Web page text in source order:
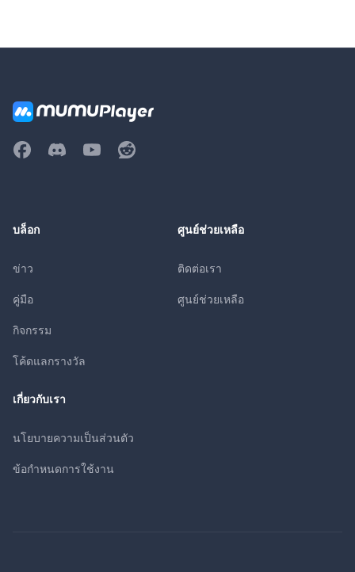
บล็อก
ข่าว
คู่มือ
กิจกรรม
โค้ดแลกรางวัล
ศูนย์ช่วยเหลือ
ติดต่อเรา
ศูนย์ช่วยเหลือ
เกี่ยวกับเรา
นโยบายความเป็นส่วนตัว
ข้อกำหนดการใช้งาน